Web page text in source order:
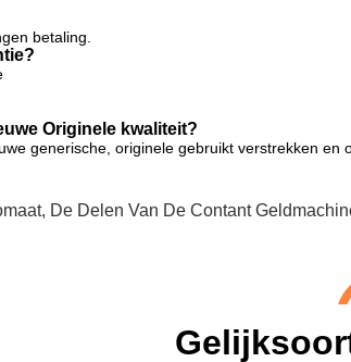
betaling.
Originele kwaliteit?
generische, originele gebruikt verstrekken en
, De Delen Van De Contant